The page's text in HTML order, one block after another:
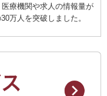
療機関や求人の情報量が
万人を突破しました。